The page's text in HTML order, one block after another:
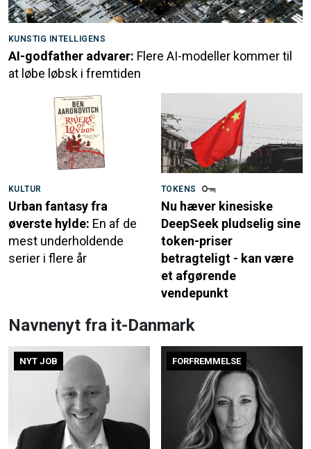
KUNSTIG INTELLIGENS
AI-godfather advarer: Flere AI-modeller kommer til
at løbe løbsk i fremtiden
KULTUR
Urban fantasy fra
øverste hylde: En af de
mest underholdende
serier i flere år
TOKENS
Nu hæver kinesiske
DeepSeek pludselig sine
token-priser
betragteligt - kan være
et afgørende
vendepunkt
Navnenyt fra it-Danmark
NYT JOB FORFREMMELSE